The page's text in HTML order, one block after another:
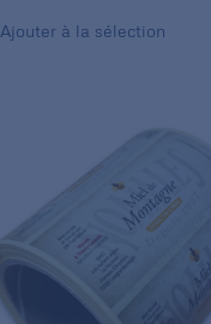
Ajouter à la sélection